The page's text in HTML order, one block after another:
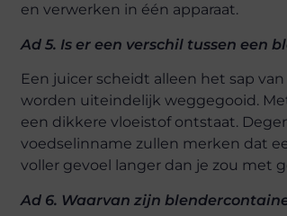
en verwerken in één apparaat.
Ad 5. Is er een verschil tussen een
Een juicer scheidt alleen het sap
worden uiteindelijk weggegooid.
een dikkere vloeistof ontstaat.
voedselinname zullen merken dat
voller gevoel langer dan je zou met
Ad 6. Waarvan zijn